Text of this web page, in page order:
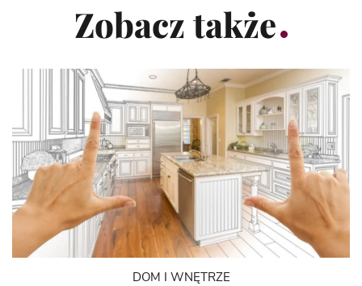
Zobacz także
DOM I WNĘTRZE